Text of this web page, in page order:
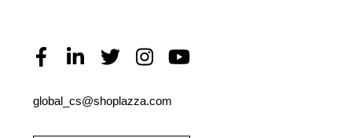
global_cs@shoplazza.com